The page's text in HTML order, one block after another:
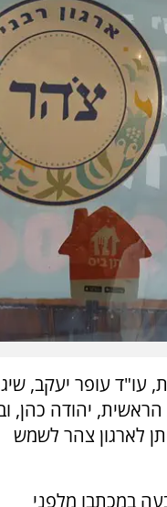
עו"ד עופר יעקב,
יהודה כהן,
לארגון צהר לשמש
במכתבו מלפני